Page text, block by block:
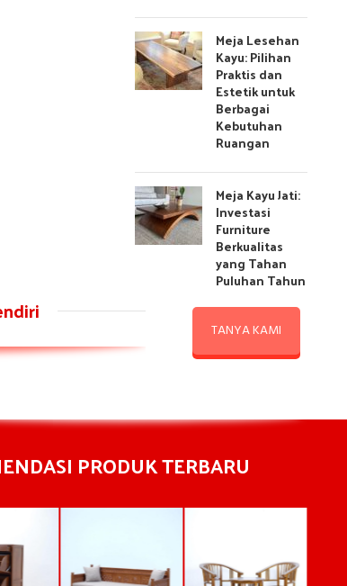
Meja Lesehan
Kayu: Pilihan
Praktis dan
Estetik untuk
Berbagai
Kebutuhan
Ruangan
Meja Kayu Jati:
Investasi
Furniture
Berkualitas
yang Tahan
Puluhan Tahun
TANYA KAMI
PRODUK TERBARU